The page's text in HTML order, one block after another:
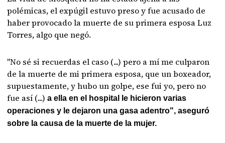
polémicas, el expúgil estuvo preso y fue acusado de
haber provocado la muerte de su primera esposa Luz
Torres, algo que negó.
"No sé si recuerdas el caso (...) pero a mí me culparon
de la muerte de mi primera esposa, que un boxeador,
supuestamente, y hubo un golpe, ese fui yo, pero no
fue así (...)a ella en el hospital le hicieron varias
operaciones y le dejaron una gasa adentro", aseguró
sobre la causa de la muerte de la mujer.